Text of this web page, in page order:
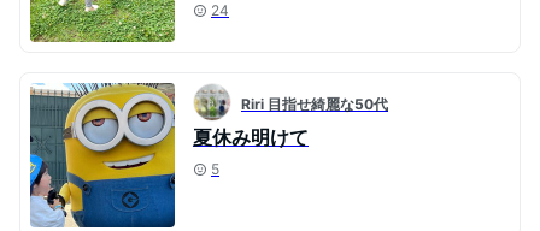
24
Riri 目指せ綺麗な50代
夏休み明けて
5